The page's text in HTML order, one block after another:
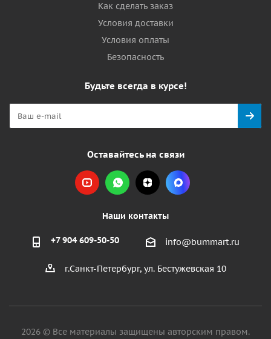
Как сделать заказ
Условия доставки
Условия оплаты
Безопасность
Будьте всегда в курсе!
Оставайтесь на связи
Наши контакты
+7 904 609-50-50 info@bummart.ru
г.Санкт-Петербург, ул. Бестужевская 10
2026 © Все материалы защищены авторским правом.